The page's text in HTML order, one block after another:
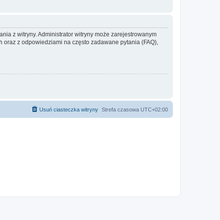
z witryny. Administrator witryny może zarejestrowanym
z odpowiedziami na często zadawane pytania (FAQ),
Strefa czasowa UTC+02:00
Usuń ciasteczka witryny